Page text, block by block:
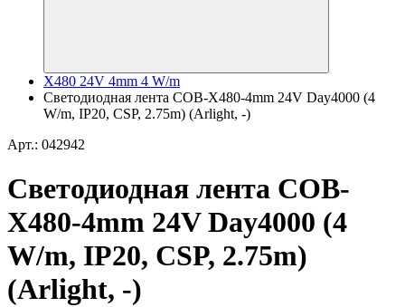
X480 24V 4mm 4 W/m
Светодиодная лента COB-X480-4mm 24V Day4000 (4
W/m, IP20, CSP, 2.75m) (Arlight, -)
Арт.: 042942
Светодиодная лента COB-
X480-4mm 24V Day4000 (4
W/m, IP20, CSP, 2.75m)
(Arlight, -)